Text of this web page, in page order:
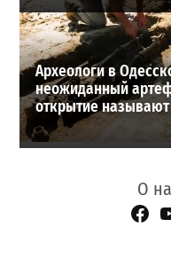
Археологи в
неожиданный
открытие
О